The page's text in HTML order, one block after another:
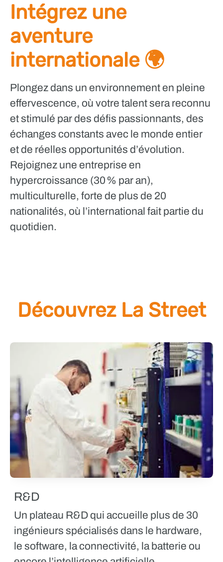
Intégrez une
aventure
internationale 🌍
Plongez dans un environnement en pleine
effervescence, où votre talent sera reconnu
et stimulé par des défis passionnants, des
échanges constants avec le monde entier
et de réelles opportunités d’évolution.
Rejoignez une entreprise en
hypercroissance (30 % par an),
multiculturelle, forte de plus de 20
nationalités, où l’international fait partie du
quotidien.
Découvrez La Street
R&D
Un plateau R&Dqui accueille plus de 30
ingénieurs spécialisés dans le hardware,
le software, la connectivité, la batterie ou